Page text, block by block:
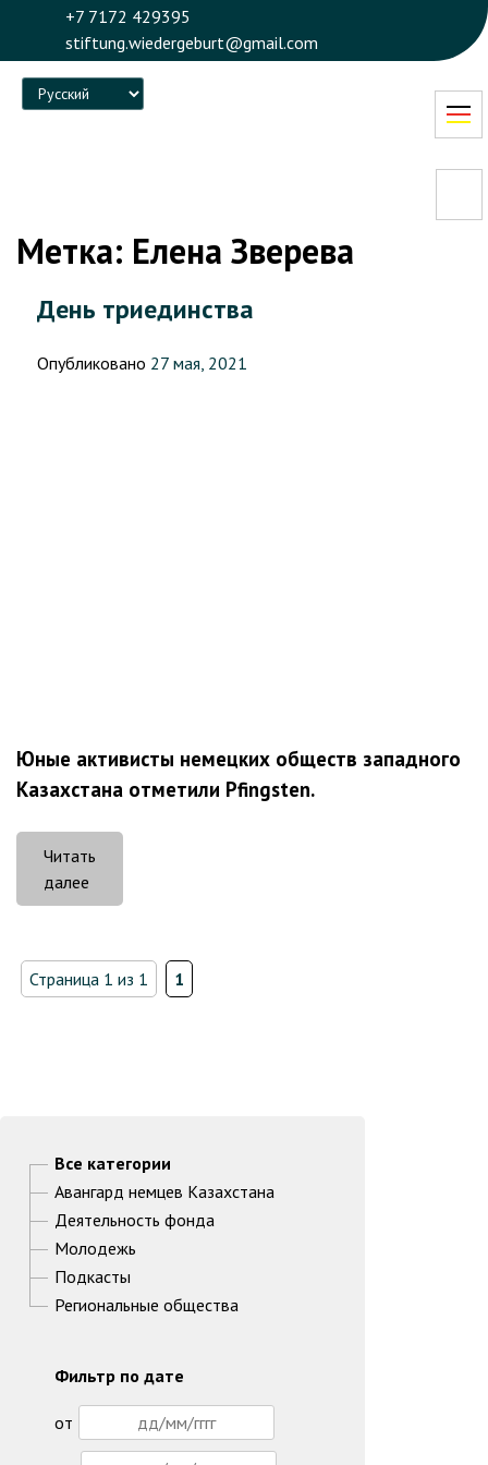
+7 7172 429395
stiftung.wiedergeburt@gmail.com
Language
Метка: Елена Зверева
День триединства
Опубликовано 27 мая, 2021
Юные активисты немецких обществ западного
Казахстана отметили Pfingsten.
Читать
далее
триединства»
Страница 1 из 1 1
Все категории
Авангард немцев Казахстана
Деятельность фонда
Молодежь
Подкасты
Региональные общества
Фильтр по дате
от